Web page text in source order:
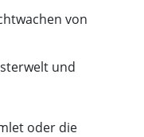
von
und
oder die